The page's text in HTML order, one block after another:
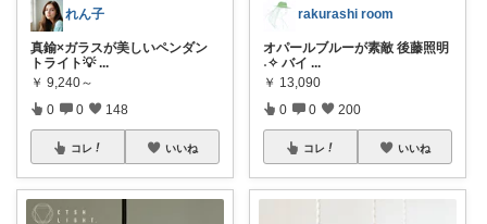
れん子
真鍮×ガラスが美しいペンダン
トライト💡...
￥ 9,240～
0 0 148
コレ いいね
rakurashi room
オパールブルーが素敵 後藤照明
˖✧ バイ ...
￥ 13,090
0 0 200
コレ いいね